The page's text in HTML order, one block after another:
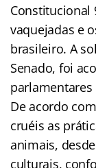
Constitucional
vaquejadas e
brasileiro. A
Senado, foi
parlamentares
De acordo
cruéis as
animais,
culturais,